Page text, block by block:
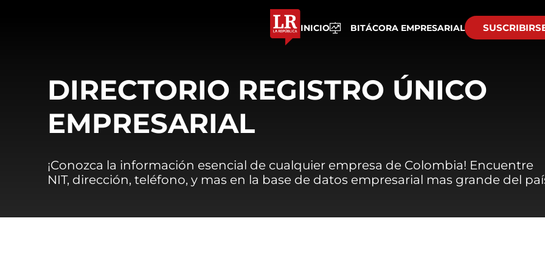
INICIO BITÁCORA EMPRESARIAL
DIRECTORIO REGISTRO ÚNICO
EMPRESARIAL
¡Conozca la información esencial de cualquier empresa de Colombia! Encuentre
NIT, dirección, teléfono, y mas en la base de datos empresarial mas grande del